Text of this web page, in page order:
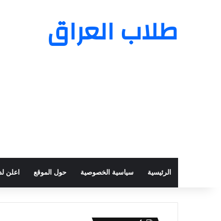
طلاب العراق
الرئيسية سياسية الخصوصية حول الموقع اعلن